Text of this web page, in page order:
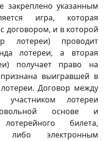
закреплено указанным
игра, которая
договором, и в которой
лотереи) проводит
лотереи, а вторая
получает право на
выигравшей в
Договор между
лотереи
основе и
билета,
либо электронным